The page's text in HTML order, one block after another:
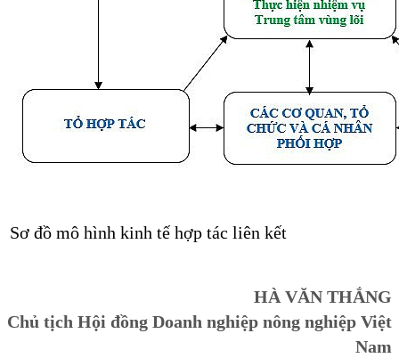
Sơ đồ mô hình kinh tế hợp tác liên kết
HÀ VĂN THẮNG
Chủ tịch Hội đồng Doanh nghiệp nông nghiệp Việt
Nam